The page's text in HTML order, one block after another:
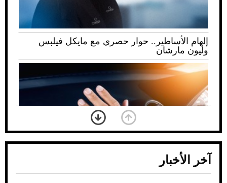
إلهام الأساطير.. حوار حصري مع مايكل فيلبس
وليون مارشان
آخر الأخبار